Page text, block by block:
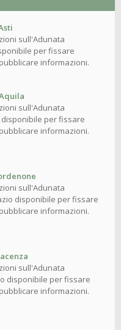
sull'Adunata
per fissare
informazioni.
sull'Adunata
disponibile per fissare
informazioni.
sull'Adunata
disponibile per fissare
informazioni.
sull'Adunata
disponibile per fissare
informazioni.